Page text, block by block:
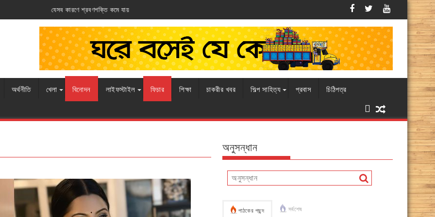
যায় এবারও চামড়ার বাজারে ধস, বিপাকে ব্যবসায়ীরা
অর্থনীতি খেলা বিনোদন লাইফস্টাইল ফিচার শিক্ষা চাকরীর খবর শিল্প সাহিত্য প্রবাস চিঠিপত্র
অনুসন্ধান
পাঠকের পছন্দ সর্বশেষ